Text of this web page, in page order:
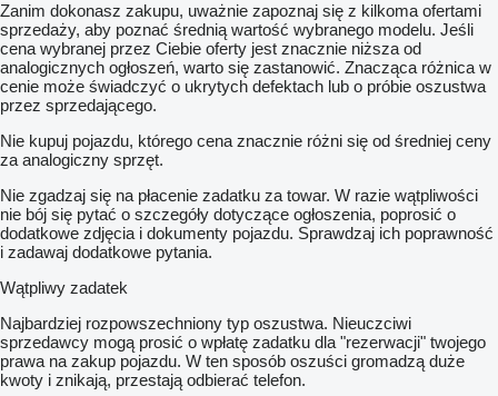
Zanim dokonasz zakupu, uważnie zapoznaj się z kilkoma ofertami
sprzedaży, aby poznać średnią wartość wybranego modelu. Jeśli
cena wybranej przez Ciebie oferty jest znacznie niższa od
analogicznych ogłoszeń, warto się zastanowić. Znacząca różnica w
cenie może świadczyć o ukrytych defektach lub o próbie oszustwa
przez sprzedającego.
Nie kupuj pojazdu, którego cena znacznie różni się od średniej ceny
za analogiczny sprzęt.
Nie zgadzaj się na płacenie zadatku za towar. W razie wątpliwości
nie bój się pytać o szczegóły dotyczące ogłoszenia, poprosić o
dodatkowe zdjęcia i dokumenty pojazdu. Sprawdzaj ich poprawność
i zadawaj dodatkowe pytania.
Wątpliwy zadatek
Najbardziej rozpowszechniony typ oszustwa. Nieuczciwi
sprzedawcy mogą prosić o wpłatę zadatku dla "rezerwacji" twojego
prawa na zakup pojazdu. W ten sposób oszuści gromadzą duże
kwoty i znikają, przestają odbierać telefon.